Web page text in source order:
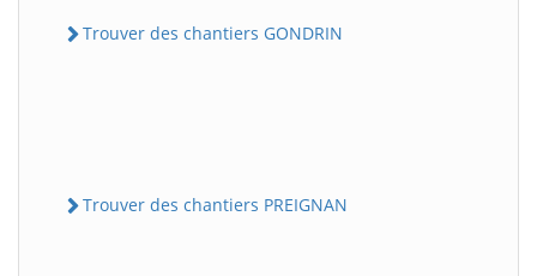
Trouver des chantiers GONDRIN
Trouver des chantiers PREIGNAN